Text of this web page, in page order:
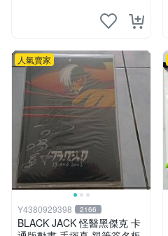
人氣賣家
Y4380929398 2166
BLACK JACK 怪醫黑傑克 卡